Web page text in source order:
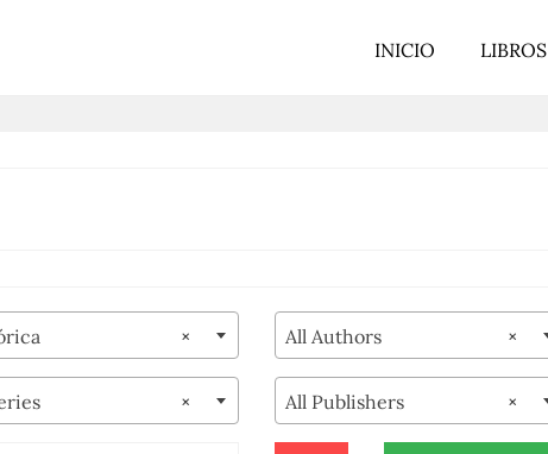
INICIO LIBROS
× ×
All Authors
× ×
All Publishers